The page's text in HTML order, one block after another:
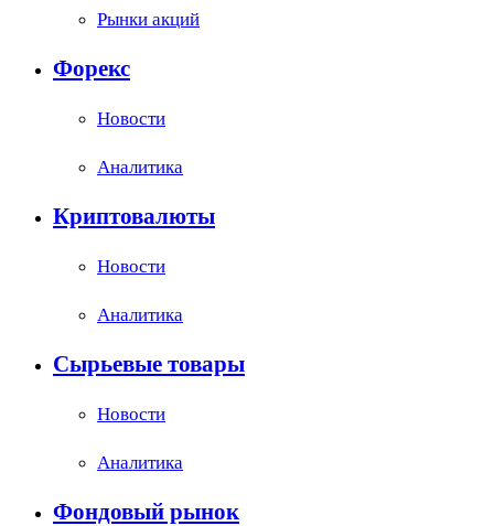
Рынки акций
Форекс
Новости
Аналитика
Криптовалюты
Новости
Аналитика
Сырьевые товары
Новости
Аналитика
Фондовый рынок